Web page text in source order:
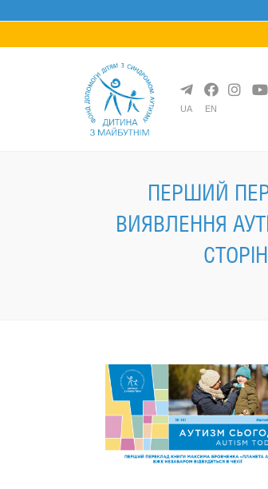
content
UA EN
ПЕРШИЙ
ВИЯВЛЕННЯ